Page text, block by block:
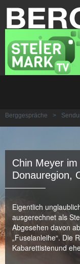
Berggespräche >
Chin Meyer
Donauregion,
Eigentlich
ausgerechnet als
Abgesehen davon
„Fuselanleihe“. Die
Kabarettistenund